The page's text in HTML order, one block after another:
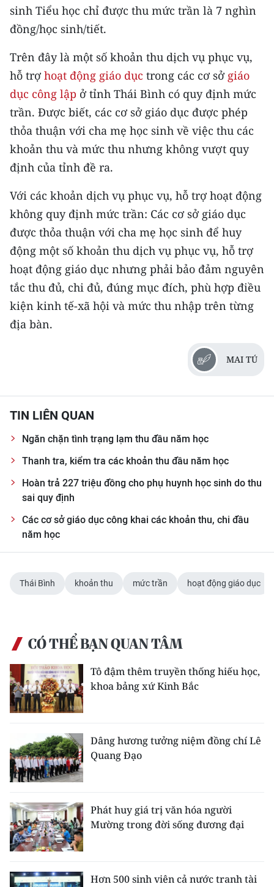
Ảnh
Infographic
TIN MỚI
TIN ĐỊA PHƯƠNG
Trung du và miền núi phía Bắc
Đồng bằng sông Hồng
Duyên hải Nam Trung Bộ và Tây
Nguyên
Đông Nam Bộ
Đồng bằng sông Cửu Long
Chuyên trang Hà Nội
CÁC CHUYÊN TRANG
VỀ BÁO NHÂN DÂN
THỜI NAY
NHÂN DÂN CUỐI TUẦN
NHÂN DÂN HẰNG THÁNG
MUA BÁO
ĐỌC BÁO IN
中文
FRANÇAIS
РУССКИЙ
ESPAÑOL
한국어
sinh Tiểu học chỉ được thu mức trần là 7 nghìn
đồng/học sinh/tiết.
Trên đây là một số khoản thu dịch vụ phục vụ,
hỗ trợ hoạt động giáo dục trong các cơ sở giáo
dục công lập ở tỉnh Thái Bình có quy định mức
trần. Được biết, các cơ sở giáo dục được phép
thỏa thuận với cha mẹ học sinh về việc thu các
khoản thu và mức thu nhưng không vượt quy
định của tỉnh đề ra.
Với các khoản dịch vụ phục vụ, hỗ trợ hoạt động
không quy định mức trần: Các cơ sở giáo dục
được thỏa thuận với cha mẹ học sinh để huy
động một số khoản thu dịch vụ phục vụ, hỗ trợ
hoạt động giáo dục nhưng phải bảo đảm nguyên
tắc thu đủ, chi đủ, đúng mục đích, phù hợp điều
kiện kinh tế-xã hội và mức thu nhập trên từng
địa bàn.
MAI TÚ
TIN LIÊN QUAN
Ngăn chặn tình trạng lạm thu đầu năm học
Thanh tra, kiểm tra các khoản thu đầu năm học
Hoàn trả 227 triệu đồng cho phụ huynh học sinh do thu
sai quy định
Các cơ sở giáo dục công khai các khoản thu, chi đầu
năm học
Thái Bình khoản thu mức trần hoạt động giáo dục
CÓ THỂ BẠN QUAN TÂM
Tô đậm thêm truyền thống hiếu học,
khoa bảng xứ Kinh Bắc
Dâng hương tưởng niệm đồng chí Lê
Quang Đạo
Phát huy giá trị văn hóa người
Mường trong đời sống đương đại
Hơn 500 sinh viên cả nước tranh tài